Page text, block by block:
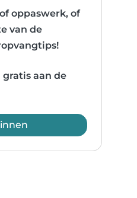
oppaswerk, of
van de
gratis aan de